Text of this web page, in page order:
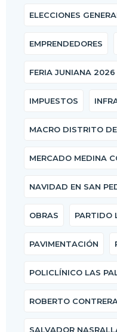
ELECCIONES
EMPRENDEDORES
FERIA JUNIANA 2026
IMPUESTOS
MACRO DISTRITO
MERCADO MEDINA
NAVIDAD EN SAN
OBRAS PARTIDO
PAVIMENTACIÓN
POLICLÍNICO LAS
ROBERTO
SALVADOR